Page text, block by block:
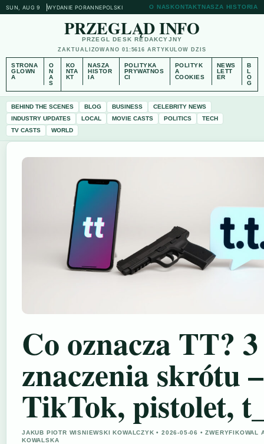
SUN, AUG 9 WYDANIE PORANNEPOLSKI O NASKONTAKTNASZA HISTORIA
PRZEGLĄD INFO
PRZEGL DESK REDAKCYJNY
ZAKTUALIZOWANO 01:5616 ARTYKULOW DZIS
STRONA
GLOWN
A
O
N
A
S
KO
NTA
KT
NASZA
HISTOR
IA
POLITYKA
PRYWATNOS
CI
POLITYK
A
COOKIES
NEWS
LETT
ER
B
L
O
G
BEHIND THE SCENES BLOG BUSINESS
CELEBRITY NEWS
INDUSTRY UPDATES
LOCAL MOVIE CASTS POLITICS
TECH
TV CASTS
WORLD
Co oznacza TT? 3
znaczenia skrótu –
TikTok, pistolet,
JAKUB PIOTR WISNIEWSKI KOWALCZYK • 2026-05-06 • ZWERYFIKOWAL
KOWALSKA